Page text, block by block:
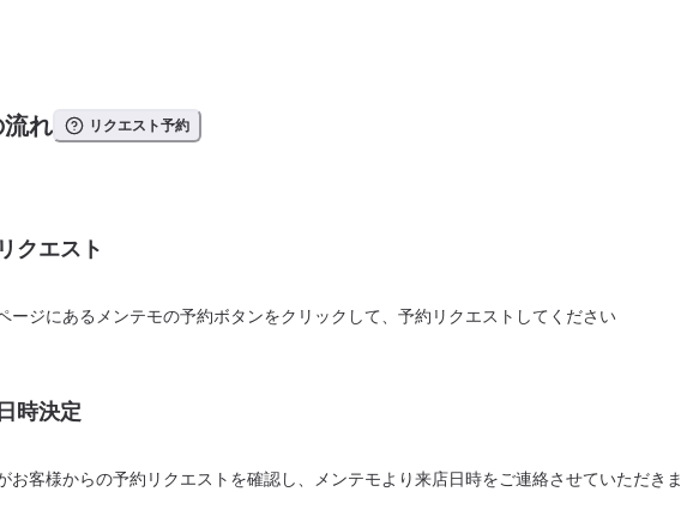
れ リクエスト予約
クエスト
ージにあるメンテモの予約ボタンをクリックして、予約リクエストしてください
時決定
お客様からの予約リクエストを確認し、メンテモより来店日時をご連絡させていただきま